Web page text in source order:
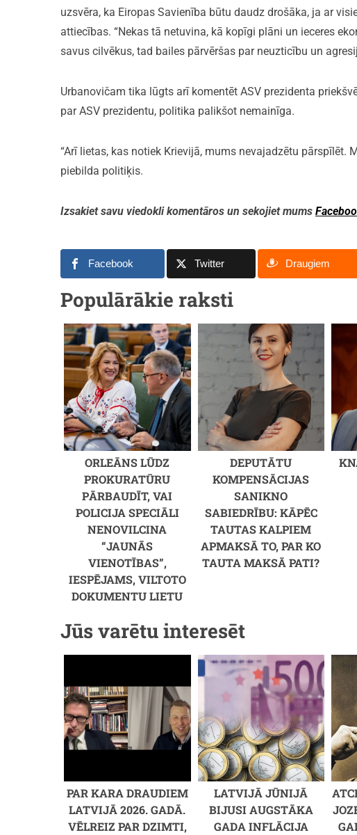
uzsvēra, ka Eiropas Savienība būtu daudz drošāka, ja ar
attiecības. “Nekas tā netuvina, kā kopīgi plāni un ieceres
savus cilvēkus, tad bailes pārvēršas par neuzticību un
Urbanovičam tika lūgts arī komentēt ASV prezidenta
par ASV prezidentu, politika palikšot nemainīga.
“Arī lietas, kas notiek Krievijā, mums nevajadzētu pārspīlēt.
piebilda politiķis.
Izsakiet savu viedokli komentāros un sekojiet mums
Facebook Twitter Draugiem
Populārākie raksti
ORLEĀNS LŪDZ
PROKURATŪRU
PĀRBAUDĪT, VAI
POLICIJA SPECIĀLI
NENOVILCINA
“JAUNĀS
VIENOTĪBAS”,
IESPĒJAMS, VILTOTO
DOKUMENTU LIETU
DEPUTĀTU
KOMPENSĀCIJAS
SANIKNO
SABIEDRĪBU: KĀPĒC
TAUTAS KALPIEM
APMAKSĀ TO, PAR KO
TAUTA MAKSĀ PATI?
Jūs varētu interesēt
PAR KARA DRAUDIEM
LATVIJĀ 2026. GADĀ.
VĒLREIZ PAR DZIMTI,
LATVIJĀ JŪNIJĀ
BIJUSI AUGSTĀKA
GADA INFLĀCIJA